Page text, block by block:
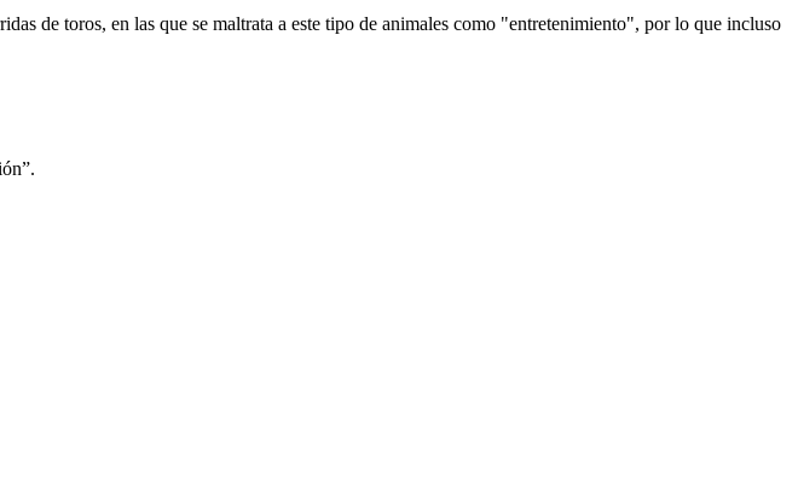
de toros, en las que se maltrata a este tipo de animales como "entretenimiento", por lo que incluso